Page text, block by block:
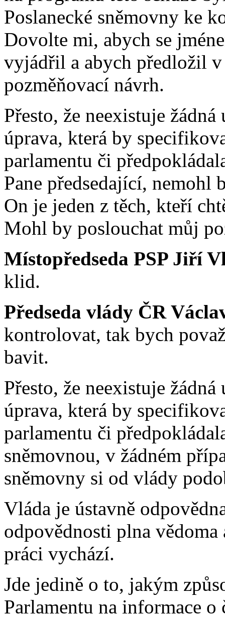
Poslanecké sněmovny ke
Dovolte mi, abych se
vyjádřil a abych předložil
pozměňovací návrh.
Přesto, že neexistuje
úprava, která by
parlamentu či
Pane předsedající, nemohl
On je jeden z těch, kteří
Mohl by poslouchat můj
Místopředseda PSP Jiří
klid.
Předseda vlády ČR
kontrolovat, tak bych
bavit.
Přesto, že neexistuje
úprava, která by
parlamentu či
sněmovnou, v žádném
sněmovny si od vlády
Vláda je ústavně
odpovědnosti plna
práci vychází.
Jde jedině o to, jakým
Parlamentu na informace